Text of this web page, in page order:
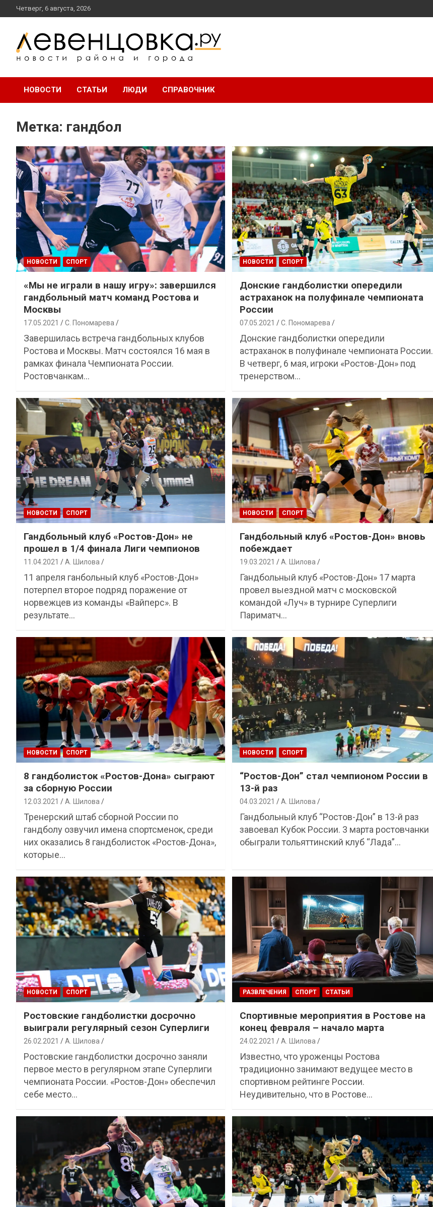
перейти
к
Четверг, 6 августа, 2026
Левенцовка Ру
НОВОСТИ СТАТЬИ ЛЮДИ СПРАВОЧНИК
Метка: гандбол
НОВОСТИ СПОРТ
«Мы не играли в нашу игру»: завершился
гандбольный матч команд Ростова и
Москвы
17.05.2021 С. Пономарева
Завершилась встреча гандбольных клубов
Ростова и Москвы. Матч состоялся 16 мая в
рамках финала Чемпионата России.
Ростовчанкам…
НОВОСТИ СПОРТ
Донские гандболистки опередили
астраханок на полуфинале чемпионата
России
07.05.2021 С. Пономарева
Донские гандболистки опередили
астраханок в полуфинале чемпионата России.
В четверг, 6 мая, игроки «Ростов-Дон» под
тренерством…
НОВОСТИ СПОРТ
Гандбольный клуб «Ростов-Дон» не
прошел в 1/4 финала Лиги чемпионов
11.04.2021 А. Шилова
11 апреля ганбольный клуб «Ростов-Дон»
потерпел второе подряд поражение от
норвежцев из команды «Вайперс». В
результате…
НОВОСТИ СПОРТ
Гандбольный клуб «Ростов-Дон» вновь
побеждает
19.03.2021 А. Шилова
Гандбольный клуб «Ростов-Дон» 17 марта
провел выездной матч с московской
командой «Луч» в турнире Суперлиги
Париматч…
НОВОСТИ СПОРТ
8 гандболисток «Ростов-Дона» сыграют
за сборную России
12.03.2021 А. Шилова
Тренерский штаб сборной России по
гандболу озвучил имена спортсменок, среди
них оказались 8 гандболисток «Ростов-Дона»,
которые…
НОВОСТИ СПОРТ
“Ростов-Дон” стал чемпионом России в
13-й раз
04.03.2021 А. Шилова
Гандбольный клуб “Ростов-Дон” в 13-й раз
завоевал Кубок России. 3 марта ростовчанки
обыграли тольяттинский клуб “Лада”…
НОВОСТИ СПОРТ
Ростовские гандболистки досрочно
выиграли регулярный сезон Суперлиги
26.02.2021 А. Шилова
Ростовские гандболистки досрочно заняли
первое место в регулярном этапе Суперлиги
чемпионата России. «Ростов-Дон» обеспечил
себе место…
РАЗВЛЕЧЕНИЯ СПОРТ СТАТЬИ
Спортивные мероприятия в Ростове на
конец февраля – начало марта
24.02.2021 А. Шилова
Известно, что уроженцы Ростова
традиционно занимают ведущее место в
спортивном рейтинге России.
Неудивительно, что в Ростове…